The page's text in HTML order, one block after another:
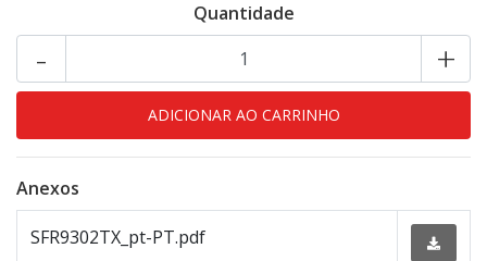
Quantidade
+
-
Anexos
SFR9302TX_pt-PT.pdf